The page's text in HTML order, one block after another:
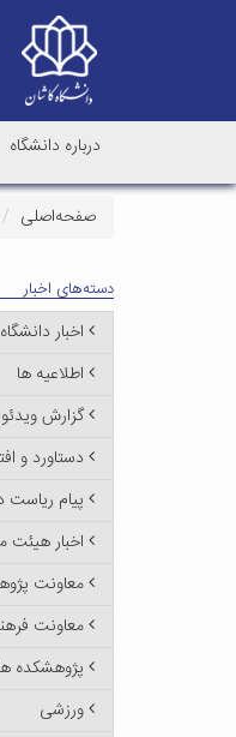
درباره دانشگاه
صفحه‌اصلی
دسته‌های اخبار
اخبار دانشگاه
اطلاعیه ها
گزارش
دستاورد و
پیام ریاست
اخبار هیئت
معاونت
معاونت
پژوهشکده
ورزشی